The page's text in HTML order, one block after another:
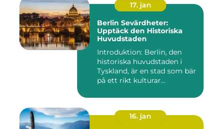
17. jan
Berlin Sevärdheter:
Upptäck den Historiska
Huvudstaden
Introduktion: Berlin, den
historiska huvudstaden i
Tyskland, är en stad som bär
på ett rikt kulturar...
16. jan